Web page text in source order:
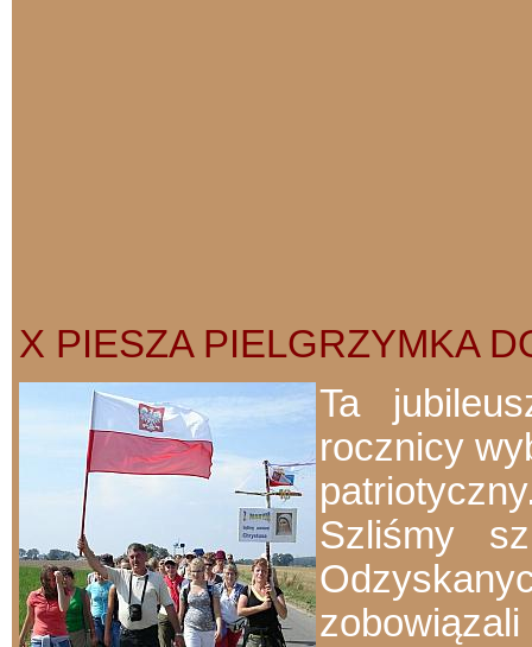
X PIESZA PIELGRZYMKA
Ta
rocznicy
Szliśmy